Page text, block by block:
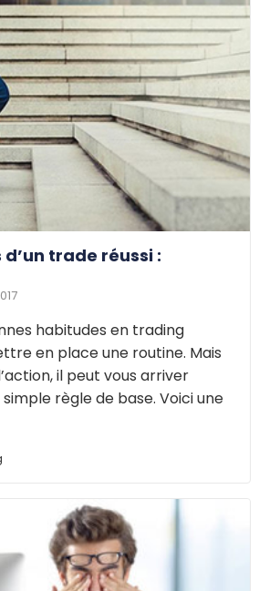
d’un trade réussi :
habitudes en trading
en place une routine. Mais
il peut vous arriver
règle de base. Voici une